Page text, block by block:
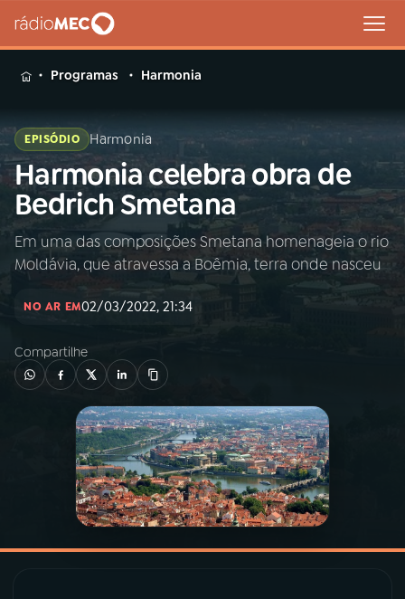
MENU
Buscar
na
Rádio
MEC
Buscar
Início AO VIVO
02A RÁDIO
PROGRAMAÇÃO
PROGRAMAS
Programas Harmonia
EPISÓDIO Harmonia
Harmonia celebra obra de
Bedrich Smetana
Em uma das composições Smetana homenageia o rio
Moldávia, que atravessa a Boêmia, terra onde nasceu
NO AR EM02/03/2022, 21:34
Compartilhe